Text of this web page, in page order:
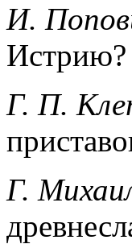
И.
Истрию?
Г. П.
Г.